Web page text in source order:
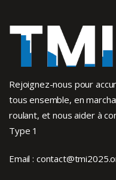
Rejoignez-nous pour
tous ensemble, en
roulant, et nous aider à
Type 1
Email :